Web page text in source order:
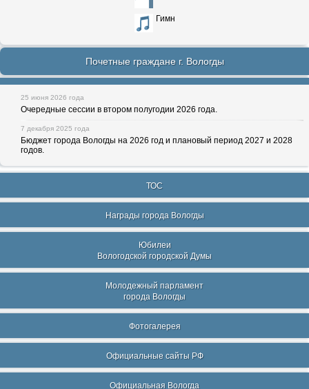
Гимн
Почетные граждане г. Вологды
25 июня 2026 года
Очередные сессии в втором полугодии 2026 года.
7 декабря 2025 года
Бюджет города Вологды на 2026 год и плановый период 2027 и 2028
годов.
ТОС
Награды города Вологды
Юбилеи
Вологодской городской Думы
Молодежный парламент
города Вологды
Фотогалерея
Официальные сайты РФ
Официальная Вологда